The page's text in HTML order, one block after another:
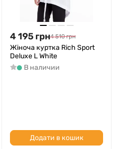
4 195 грн4 510 грн
Жіноча куртка Rich Sport
Deluxe L White
В наличии
Додати в кошик